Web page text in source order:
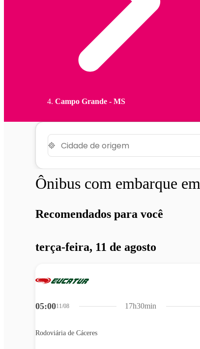
Campo Grande - MS
Ônibus com embarque em
Recomendados para você
terça-feira, 11 de agosto
05:0011/08
Rodoviária de Cáceres
17h30min